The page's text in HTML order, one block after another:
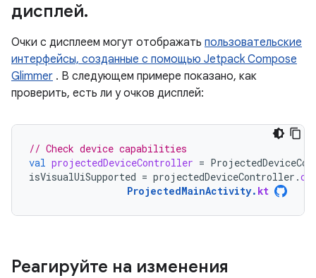
дисплей.
Очки с дисплеем могут отображать пользовательские
интерфейсы, созданные с помощью Jetpack Compose
Glimmer . В следующем примере показано, как
проверить, есть ли у очков дисплей:
// Check device capabilities
val projectedDeviceController =
isVisualUiSupported = projectedDeviceController .
ProjectedMainActivity. kt
Реагируйте на изменения